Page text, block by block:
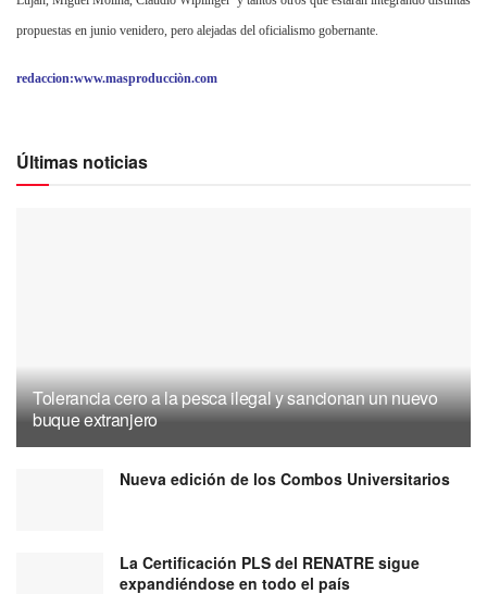
propuestas en junio venidero, pero alejadas del oficialismo gobernante.
redaccion:www.masproducciòn.com
Últimas noticias
Tolerancia cero a la pesca ilegal y sancionan un nuevo
buque extranjero
Nueva edición de los Combos Universitarios
La Certificación PLS del RENATRE sigue
expandiéndose en todo el país